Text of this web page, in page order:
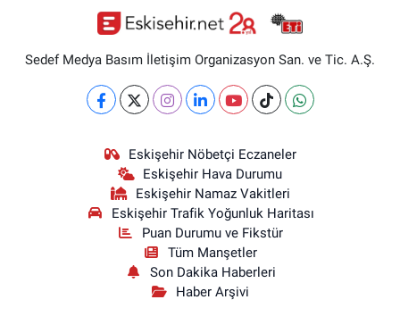
Sedef Medya Basım İletişim Organizasyon San. ve Tic. A.Ş.
Eskişehir Nöbetçi Eczaneler
Eskişehir Hava Durumu
Eskişehir Namaz Vakitleri
Eskişehir Trafik Yoğunluk Haritası
Puan Durumu ve Fikstür
Tüm Manşetler
Son Dakika Haberleri
Haber Arşivi